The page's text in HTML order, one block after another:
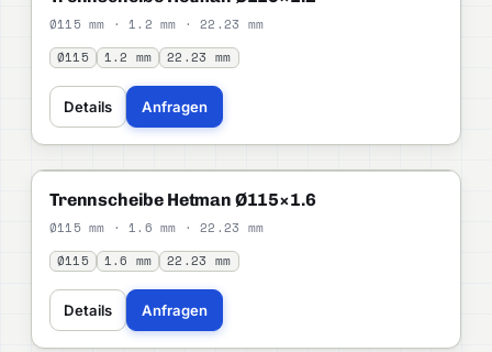
Ø115 mm · 1.2 mm · 22.23 mm
Ø115 1.2 mm 22.23 mm
Details Anfragen
STANDARD
Trennscheibe Hetman Ø115×1.6
Ø115 mm · 1.6 mm · 22.23 mm
Ø115 1.6 mm 22.23 mm
Details Anfragen